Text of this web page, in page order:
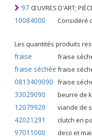
97 ŒUVRES D'ART;
10084000 Considéré dans les pays riches comme
Les quantités produits restent modestes, mais cette plante présente malgré tout de nombreuses qualités. Elle est utilisé
fraise fraise
fraise séchée fraise
0813409090 fraise
33029090 beurre de
12079920 viande de
42021291 clutch en
97011000 deco et